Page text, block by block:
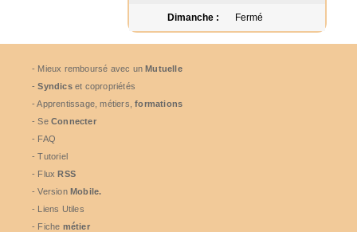
Dimanche : Fermé
- Mieux remboursé avec unMutuelle
-Syndicset copropriétés
- Apprentissage, métiers,formations
- Se Connecter
- FAQ
- Tutoriel
- FluxRSS
- Version Mobile.
- Liens Utiles
- Fiche métier